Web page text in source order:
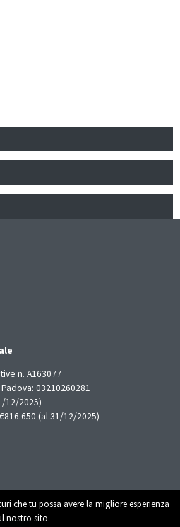
n. A163077
03210260281
12/2025)
(al 31/12/2025)
|Credits
che tu possa avere la migliore esperienza
nostro sito.